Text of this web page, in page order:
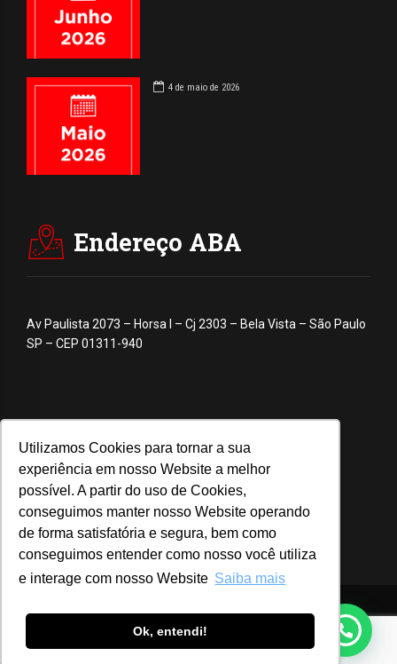
Utilizamos Cookies para tornar a sua
experiência em nosso Website a melhor
possível. A partir do uso de Cookies,
conseguimos manter nosso Website operando
de forma satisfatória e segura, bem como
conseguimos entender como nosso você utiliza
e interage com nosso Website Saiba mais
Ok, entendi!
4 de maio de 2026
Endereço ABA
Av Paulista 2073 – Horsa I – Cj 2303 – Bela Vista – São Paulo
SP – CEP 01311-940
© 2020 ABA – Associação Brasileira de Anunciantes
Login Notícias Advocacy Webinar